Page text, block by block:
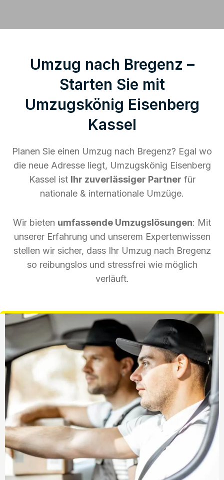
Umzug nach Bregenz –
Starten Sie mit
Umzugskönig Eisenberg
Kassel
Planen Sie einen Umzug nach Bregenz? Egal wo
die neue Adresse liegt, Umzugskönig Eisenberg
Kassel ist Ihr zuverlässiger Partner für
nationale & internationale Umzüge.
Wir bieten umfassende Umzugslösungen: Mit
unserer Erfahrung und unserem Expertenwissen
stellen wir sicher, dass Ihr Umzug nach Bregenz
so reibungslos und stressfrei wie möglich
verläuft.